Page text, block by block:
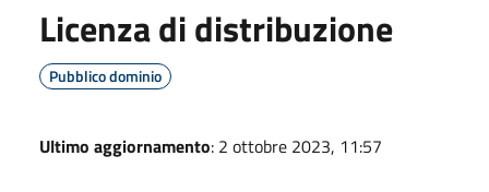
Licenza di distribuzione
Pubblico dominio
Ultimo aggiornamento: 2 ottobre 2023, 11:57